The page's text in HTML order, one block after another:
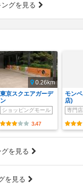
グを見る
0.26km
東京スクエアガーデ
ン
ショッピングモール
3.47
モン
店)
専門店
を見る
を見る